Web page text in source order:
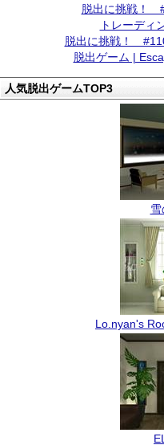
脱出に挑戦！
トレーディ
脱出に挑戦！
脱出ゲーム |
人気脱出ゲームTOP3
Lo.nyan's